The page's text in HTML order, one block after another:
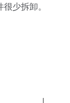
少拆卸。